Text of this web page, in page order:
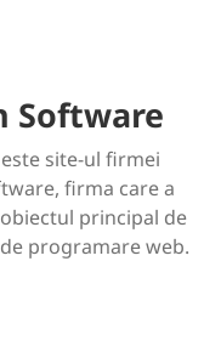
Software
site-ul firmei
firma care a
principal de
programare web.